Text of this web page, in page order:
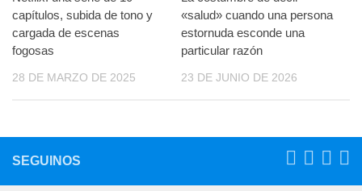
capítulos, subida de tono y
cargada de escenas
fogosas
28 DE MARZO DE 2025
«salud» cuando una persona
estornuda esconde una
particular razón
23 DE JUNIO DE 2026
SEGUINOS